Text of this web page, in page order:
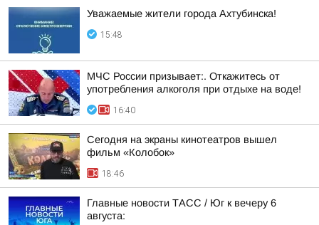
Уважаемые жители города Ахтубинска!
15:48
МЧС России призывает:. Откажитесь от
употребления алкоголя при отдыхе на воде!
16:40
Сегодня на экраны кинотеатров вышел
фильм «Колобок»
18:46
Главные новости ТАСС / Юг к вечеру 6
августа: